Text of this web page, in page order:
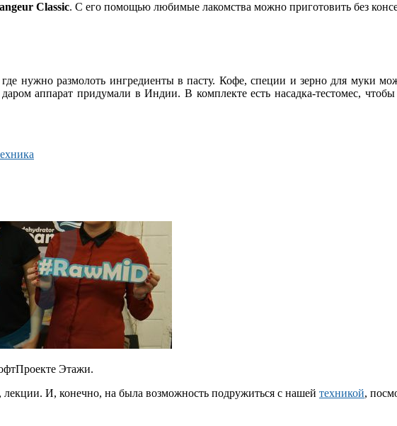
Classic. С его помощью любимые лакомства можно приготовить без
нужно размолоть ингредиенты в пасту. Кофе, специи и зерно для муки
аппарат придумали в Индии. В комплекте есть насадка-тестомес, чтобы
Этажи.
лекции. И, конечно, на была возможность подружиться с нашей техникой,